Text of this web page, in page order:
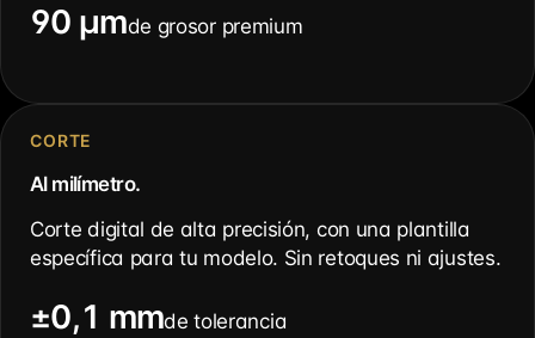
90 µmde grosor premium
CORTE
Al milímetro.
Corte digital de alta precisión, con una plantilla
específica para tu modelo. Sin retoques ni ajustes.
±0,1 mmde tolerancia